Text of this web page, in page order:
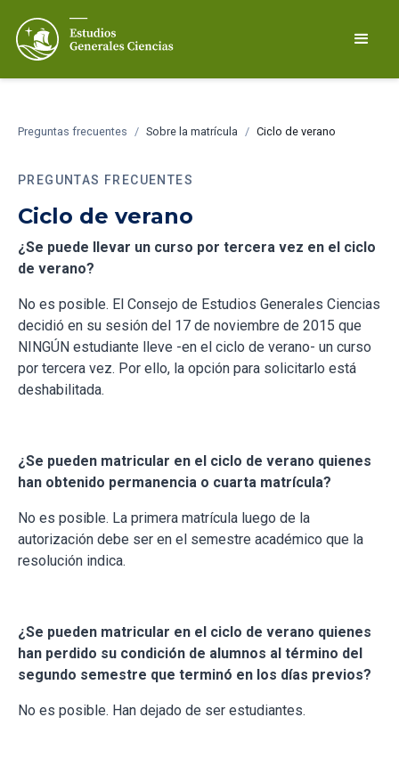
Preguntas frecuentes / Sobre la matrícula / Ciclo de verano
PREGUNTAS FRECUENTES
Ciclo de verano
¿Se puede llevar un curso por tercera vez en el ciclo
de verano?
No es posible. El Consejo de Estudios Generales Ciencias
decidió en su sesión del 17 de noviembre de 2015 que
NINGÚN estudiante lleve -en el ciclo de verano- un curso
por tercera vez. Por ello, la opción para solicitarlo está
deshabilitada.
¿Se pueden matricular en el ciclo de verano quienes
han obtenido permanencia o cuarta matrícula?
No es posible. La primera matrícula luego de la
autorización debe ser en el semestre académico que la
resolución indica.
¿Se pueden matricular en el ciclo de verano quienes
han perdido su condición de alumnos al término del
segundo semestre que terminó en los días previos?
No es posible. Han dejado de ser estudiantes.